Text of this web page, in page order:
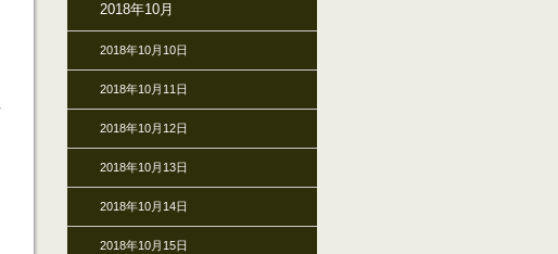
2018年10月
2018年10月10日
2018年10月11日
2018年10月12日
2018年10月13日
2018年10月14日
2018年10月15日